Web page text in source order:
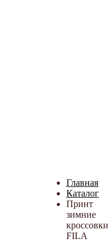
Главная
Каталог
Принт
зимние
кроссовки
FILA